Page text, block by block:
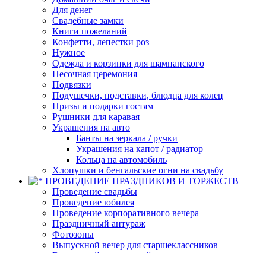
Для денег
Свадебные замки
Книги пожеланий
Конфетти, лепестки роз
Нужное
Одежда и корзинки для шампанского
Песочная церемония
Подвязки
Подушечки, подставки, блюдца для колец
Призы и подарки гостям
Рушники для каравая
Украшения на авто
Банты на зеркала / ручки
Украшения на капот / радиатор
Кольца на автомобиль
Хлопушки и бенгальские огни на свадьбу
ПРОВЕДЕНИЕ ПРАЗДНИКОВ И ТОРЖЕСТВ
Проведение свадьбы
Проведение юбилея
Проведение корпоративного вечера
Праздничный антураж
Фотозоны
Выпускной вечер для старшеклассников